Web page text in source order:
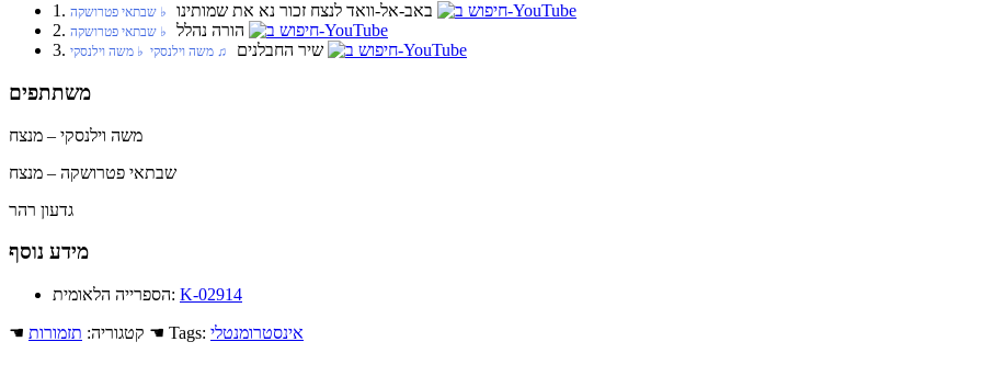
1. באב-אל-וואד לנצח זכור נא את שמותינו ‏ ♭ שבתאי פטרושקה
2. הורה נהלל ‏ ♭ שבתאי פטרושקה
3. שיר החבלנים ‏ ♫ משה וילנסקי‏ ♭ משה וילנסקי
משתתפים
משה וילנסקי – מנצח
שבתאי פטרושקה – מנצח
גדעון רהר
מידע נוסף
הספרייה הלאומית: K-02914
☚ קטגוריה: תזמורות ☚ Tags: אינסטרומנטלי